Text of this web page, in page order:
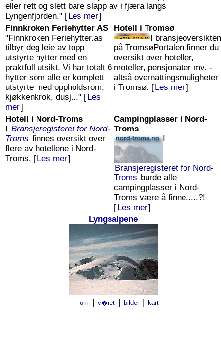
eller rett og slett bare slapp av i fjæra langs
Lyngenfjorden." [Les mer]
Finnkroken Feriehytter AS
"Finnkroken Feriehytter.as
tilbyr deg leie av topp
utstyrte hytter med en
praktfull utsikt. Vi har totalt 6
hytter som alle er komplett
utstyrte med oppholdsrom,
kjøkkenkrok, dusj..." [Les
mer]
Hotell i Tromsø
I bransjeoversikten
på TromsøPortalen finner du
oversikt over hoteller,
moteller, pensjonater mv. -
altså overnattingsmuligheter
i Tromsø. [Les mer]
Hotell i Nord-Troms
I Bransjeregisteret for Nord-
Troms finnes oversikt over
flere av hotellene i Nord-
Troms. [Les mer]
Campingplasser i Nord-
Troms
I
Bransjeregisteret for Nord-
Troms burde alle
campingplasser i Nord-
Troms være å finne.....?!
[ Les mer]
Lyngsalpene
om | v�ret | bilder | kart